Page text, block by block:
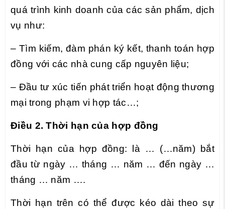
quá trình kinh doanh của các sản phẩm, dịch
vụ như:
– Tìm kiếm, đàm phán ký kết, thanh toán hợp
đồng với các nhà cung cấp nguyên liệu;
– Đầu tư xúc tiến phát triển hoạt động thương
mại trong phạm vi hợp tác…;
Điều 2. Thời hạn của hợp đồng
Thời hạn của hợp đồng: là … (…năm) bắt
đầu từ ngày … tháng … năm … đến ngày …
tháng … năm ….
Thời hạn trên có thể được kéo dài theo sự